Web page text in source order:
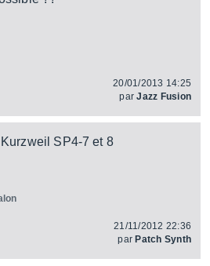
20/01/2013 14:25
parJazz Fusion
Kurzweil SP4-7 et 8
21/11/2012 22:36
par Patch Synth